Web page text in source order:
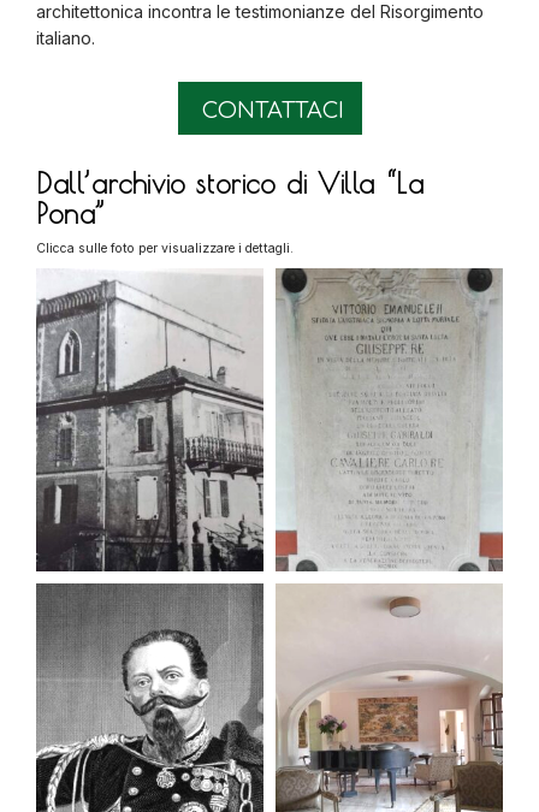
architettonica incontra le testimonianze del Risorgimento
italiano.
CONTATTACI
Dall’archivio storico di Villa “La
Pona”
Clicca sulle foto per visualizzare i dettagli.